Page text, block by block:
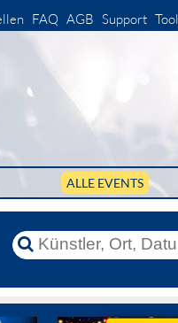
FAQ AGB Support
ALLE EVENTS